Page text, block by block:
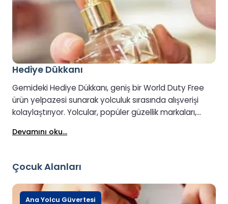
Hediye Dükkanı
Gemideki Hediye Dükkanı, geniş bir World Duty Free
ürün yelpazesi sunarak yolculuk sırasında alışverişi
kolaylaştırıyor. Yolcular, popüler güzellik markaları,
sıra gemide her zaman bulunmayan sınırlı sayıda
World Duty Free Rezervasyon ve Teslim Alma hizmeti,
ürünlerin seyahatten önce çevrimiçi olarak
seçilmesine olanak tanır. Ürünler, seyahatten bir ay
öncesine kadar rezerve edilebilir ve gemideki World
Devamını oku...
Çocuk Alanları
Ana Yolcu Güvertesi